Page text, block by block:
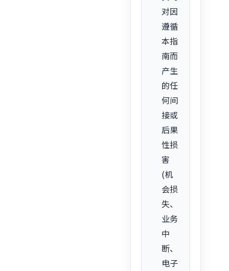
对因
遵循
本指
南而
产生
的任
何间
接或
后果
性损
害
(机
会损
失、
业务
中
断、
电子